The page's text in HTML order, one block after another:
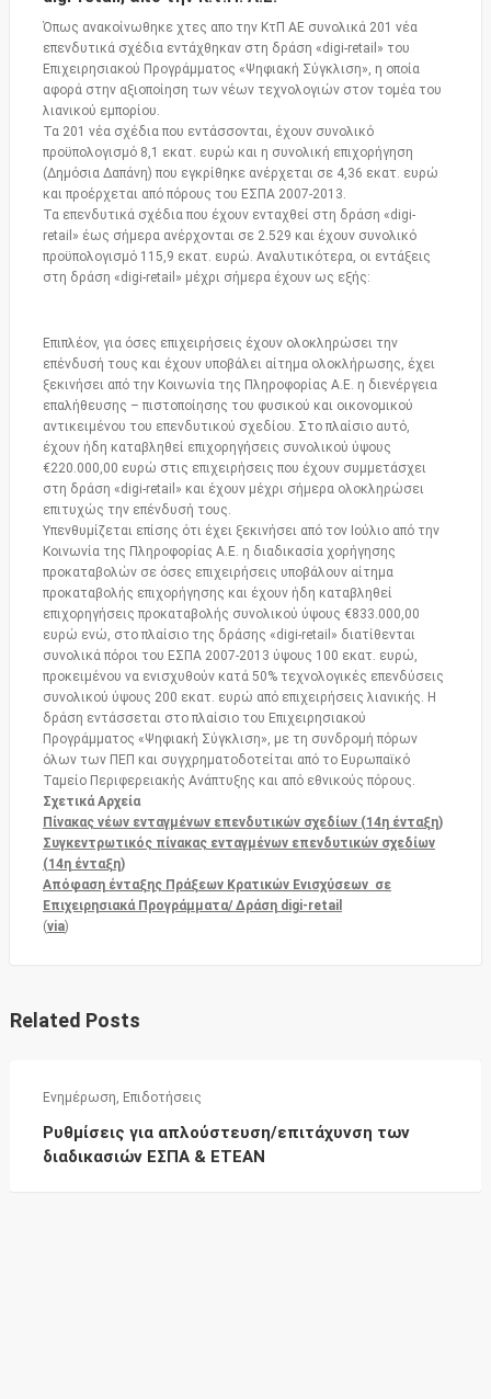
Όπως ανακοίνωθηκε χτες απο την ΚτΠ ΑΕ συνολικά 201 νέα
επενδυτικά σχέδια εντάχθηκαν στη δράση «digi-retail» του
Επιχειρησιακού Προγράμματος «Ψηφιακή Σύγκλιση», η οποία
αφορά στην αξιοποίηση των νέων τεχνολογιών στον τομέα του
λιανικού εμπορίου.
Τα 201 νέα σχέδια που εντάσσονται, έχουν συνολικό
προϋπολογισμό 8,1 εκατ. ευρώ και η συνολική επιχορήγηση
(Δημόσια Δαπάνη) που εγκρίθηκε ανέρχεται σε 4,36 εκατ. ευρώ
και προέρχεται από πόρους του ΕΣΠΑ 2007-2013.
Τα επενδυτικά σχέδια που έχουν ενταχθεί στη δράση «digi-
retail» έως σήμερα ανέρχονται σε 2.529 και έχουν συνολικό
προϋπολογισμό 115,9 εκατ. ευρώ. Αναλυτικότερα, οι εντάξεις
στη δράση «digi-retail» μέχρι σήμερα έχουν ως εξής:
Επιπλέον, για όσες επιχειρήσεις έχουν ολοκληρώσει την
επένδυσή τους και έχουν υποβάλει αίτημα ολοκλήρωσης, έχει
ξεκινήσει από την Κοινωνία της Πληροφορίας Α.Ε. η διενέργεια
επαλήθευσης – πιστοποίησης του φυσικού και οικονομικού
αντικειμένου του επενδυτικού σχεδίου. Στο πλαίσιο αυτό,
έχουν ήδη καταβληθεί επιχορηγήσεις συνολικού ύψους
€220.000,00 ευρώ στις επιχειρήσεις που έχουν συμμετάσχει
στη δράση «digi-retail» και έχουν μέχρι σήμερα ολοκληρώσει
επιτυχώς την επένδυσή τους.
Υπενθυμίζεται επίσης ότι έχει ξεκινήσει από τον Ιούλιο από την
Κοινωνία της Πληροφορίας Α.Ε. η διαδικασία χορήγησης
προκαταβολών σε όσες επιχειρήσεις υποβάλουν αίτημα
προκαταβολής επιχορήγησης και έχουν ήδη καταβληθεί
επιχορηγήσεις προκαταβολής συνολικού ύψους €833.000,00
ευρώ ενώ, στο πλαίσιο της δράσης «digi-retail» διατίθενται
συνολικά πόροι του ΕΣΠΑ 2007-2013 ύψους 100 εκατ. ευρώ,
προκειμένου να ενισχυθούν κατά 50% τεχνολογικές επενδύσεις
συνολικού ύψους 200 εκατ. ευρώ από επιχειρήσεις λιανικής. Η
δράση εντάσσεται στο πλαίσιο του Επιχειρησιακού
Προγράμματος «Ψηφιακή Σύγκλιση», με τη συνδρομή πόρων
όλων των ΠΕΠ και συγχρηματοδοτείται από το Ευρωπαϊκό
Ταμείο Περιφερειακής Ανάπτυξης και από εθνικούς πόρους.
Σχετικά Αρχεία
Πίνακας νέων ενταγμένων επενδυτικών σχεδίων (14η ένταξη)
Συγκεντρωτικός πίνακας ενταγμένων επενδυτικών σχεδίων
(14η ένταξη)
Απόφαση ένταξης Πράξεων Κρατικών Ενισχύσεων σε
Επιχειρησιακά Προγράμματα/ Δράση digi-retail
(via)
Related Posts
Ενημέρωση, Επιδοτήσεις
Ρυθμίσεις για απλούστευση/επιτάχυνση των
διαδικασιών ΕΣΠΑ & ΕΤΕΑΝ